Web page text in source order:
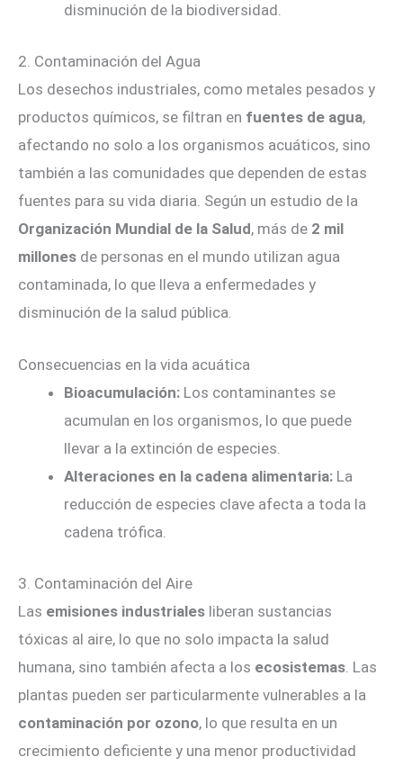
disminución de la biodiversidad.
2. Contaminación del Agua
Los desechos industriales, como metales pesados y
productos químicos, se filtran en fuentes de agua,
afectando no solo a los organismos acuáticos, sino
también a las comunidades que dependen de estas
fuentes para su vida diaria. Según un estudio de la
Organización Mundial de la Salud, más de 2 mil
millones de personas en el mundo utilizan agua
contaminada, lo que lleva a enfermedades y
disminución de la salud pública.
Consecuencias en la vida acuática
Bioacumulación: Los contaminantes se
acumulan en los organismos, lo que puede
llevar a la extinción de especies.
Alteraciones en la cadena alimentaria: La
reducción de especies clave afecta a toda la
cadena trófica.
3. Contaminación del Aire
Las emisiones industriales liberan sustancias
tóxicas al aire, lo que no solo impacta la salud
humana, sino también afecta a los ecosistemas . Las
plantas pueden ser particularmente vulnerables a la
contaminación por ozono, lo que resulta en un
crecimiento deficiente y una menor productividad